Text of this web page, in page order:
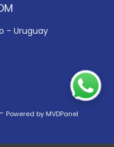
- Uruguay
Powered by MVDPanel